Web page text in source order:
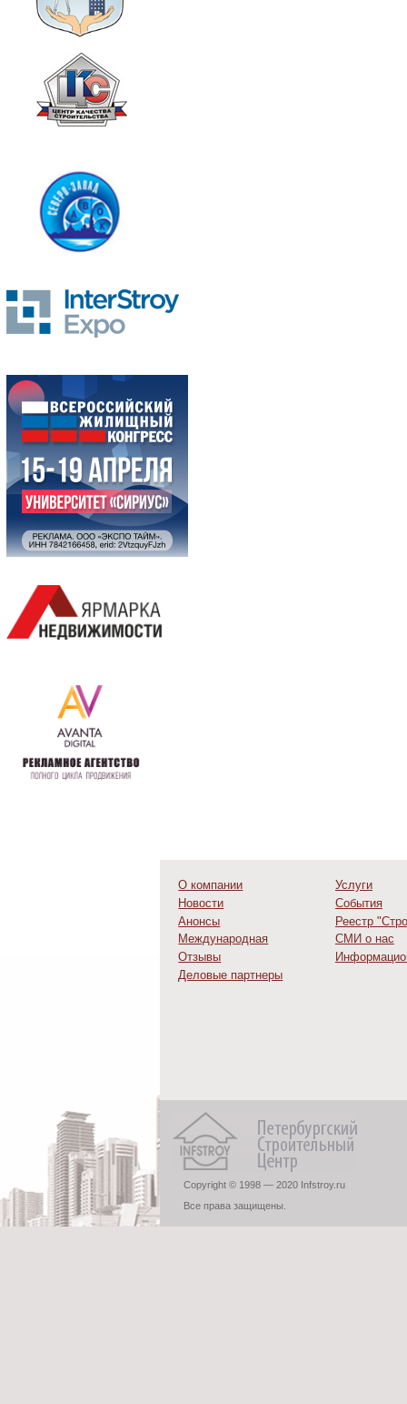
О компании
Услуги
Новости
События
Анонсы
Реестр
Международная
деятельность
СМИ о нас
Отзывы
Деловые партнеры
Copyright © 1998 — 2020 Infstroy.ru
Все права защищены.